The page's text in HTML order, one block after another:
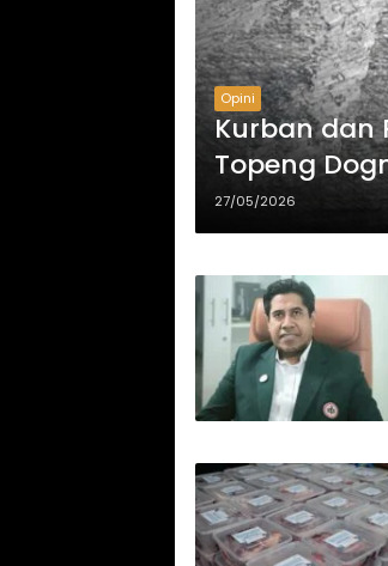
Opini
Kurban dan
Topeng
27/05/2026